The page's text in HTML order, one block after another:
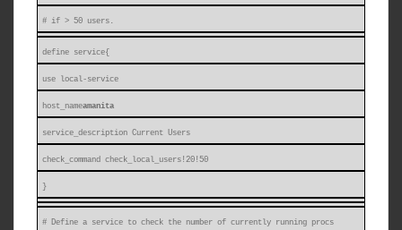
# if > 50 users.
define service{
use local-service
host_nameamanita
service_description Current Users
check_command check_local_users!20!50
}
# Define a service to check the number of currently running procs